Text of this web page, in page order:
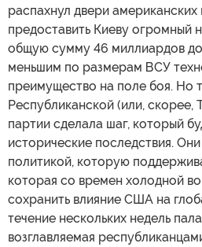
распахнул двери
предоставить Киеву огромный
общую сумму 46 миллиардов
меньшим по размерам ВСУ
преимущество на поле боя. Но
Республиканской (или, скорее,
партии сделала шаг, который
исторические последствия.
политикой, которую
которая со времен холодной
сохранить влияние США на
течение нескольких недель
возглавляемая